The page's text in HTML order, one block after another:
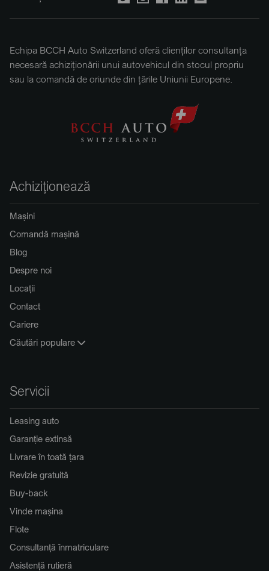
Echipa BCCH Auto Switzerland oferă clienților consultanța
necesară achiziționării unui autovehicul din stocul propriu
sau la comandă de oriunde din țările Uniunii Europene.
Achiziționează
Mașini
Comandă mașină
Blog
Despre noi
Locații
Contact
Cariere
Căutări populare
Servicii
Leasing auto
Garanție extinsă
Livrare în toată țara
Revizie gratuită
Buy-back
Vinde mașina
Flote
Consultanță înmatriculare
Asistență rutieră